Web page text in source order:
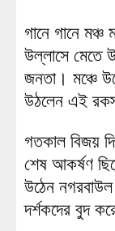
গানে গানে
উল্লাসে মেতে
জনতা। মঞ্চে
উঠলেন এই
গতকাল বিজয়
শেষ আকর্ষণ
উঠেন
দর্শকদের বুদ